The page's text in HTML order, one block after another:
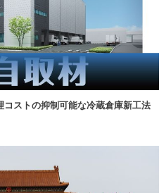
コストの抑制可能な冷蔵倉庫新工法